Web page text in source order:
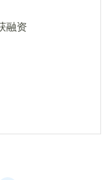
融资